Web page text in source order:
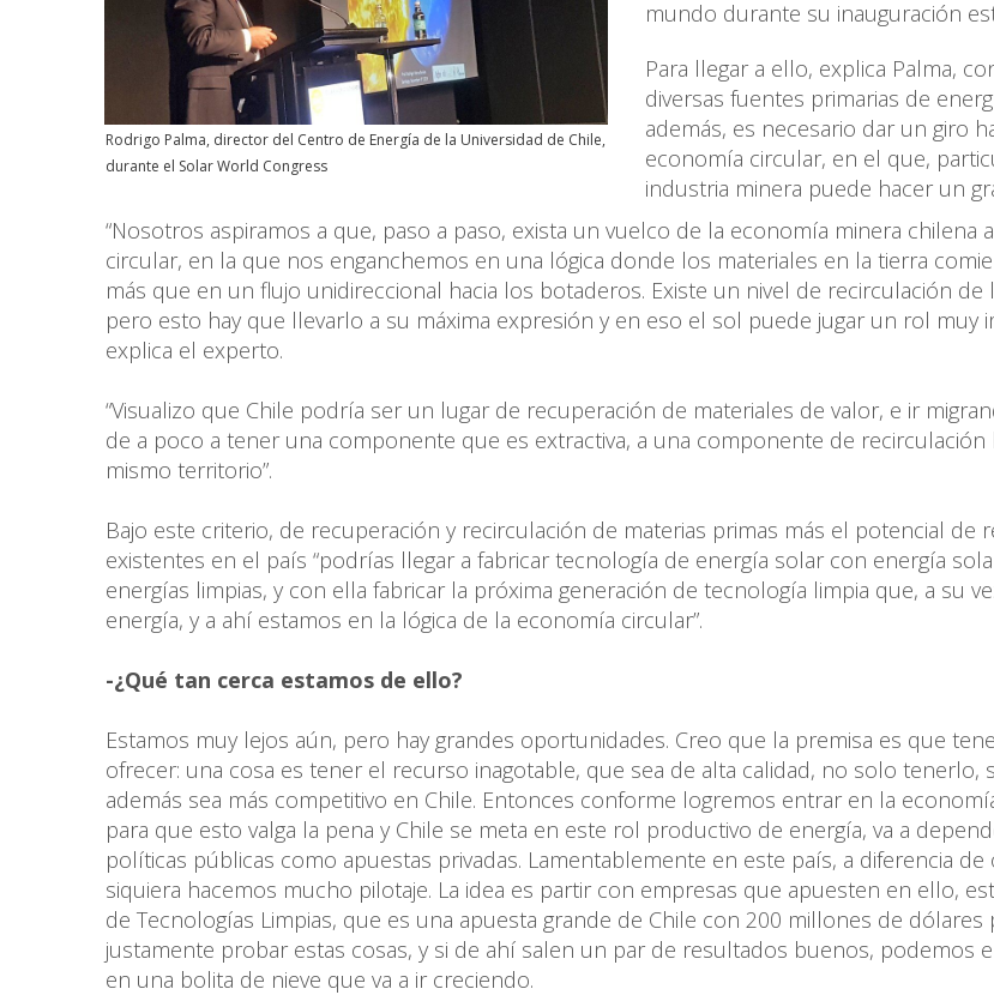
Rodrigo Palma, director del Centro de Energía de la Universidad de Chile,
durante el Solar World Congress
mundo durante su inauguración
Para llegar a ello, explica Palma,
diversas fuentes primarias de
además, es necesario dar un giro
economía circular, en el que,
industria minera puede hacer un
“Nosotros aspiramos a que, paso a paso, exista un vuelco de la economía minera chilena
circular, en la que nos enganchemos en una lógica donde los materiales en la tierra
más que en un flujo unidireccional hacia los botaderos. Existe un nivel de recirculación de
pero esto hay que llevarlo a su máxima expresión y en eso el sol puede jugar un rol muy
explica el experto.
“Visualizo que Chile podría ser un lugar de recuperación de materiales de valor, e ir
de a poco a tener una componente que es extractiva, a una componente de recirculación
mismo territorio”.
Bajo este criterio, de recuperación y recirculación de materias primas más el potencial de
existentes en el país “podrías llegar a fabricar tecnología de energía solar con energía
energías limpias, y con ella fabricar la próxima generación de tecnología limpia que, a su
energía, y a ahí estamos en la lógica de la economía circular”.
-¿Qué tan cerca estamos de ello?
Estamos muy lejos aún, pero hay grandes oportunidades. Creo que la premisa es que
ofrecer: una cosa es tener el recurso inagotable, que sea de alta calidad, no solo tenerlo,
además sea más competitivo en Chile. Entonces conforme logremos entrar en la
para que esto valga la pena y Chile se meta en este rol productivo de energía, va a
políticas públicas como apuestas privadas. Lamentablemente en este país, a diferencia de
siquiera hacemos mucho pilotaje. La idea es partir con empresas que apuesten en ello,
de Tecnologías Limpias, que es una apuesta grande de Chile con 200 millones de dólares
justamente probar estas cosas, y si de ahí salen un par de resultados buenos, podemos
en una bolita de nieve que va a ir creciendo.